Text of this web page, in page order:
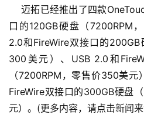
迈拓已经推出了四款
口的120GB硬盘（7200RPM
2.0和FireWire双接口的
300美元）、USB 2.0和
（7200RPM，零售价350美
FireWire双接口的300GB硬盘
元）。(更多内容，请点击新闻